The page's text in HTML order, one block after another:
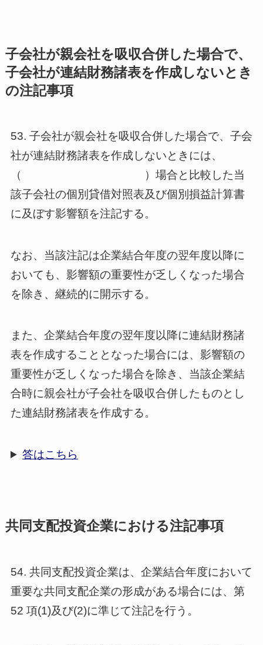
子会社が親会社を吸収合併した場合で、
子会社が連結財務諸表を作成しないとき
の注記事項
53. 子会社が親会社を吸収合併した場合で、子会
社が連結財務諸表を作成しないときには、
（ ）場合と比較した当
該子会社の個別貸借対照表及び個別損益計算書
に及ぼす影響額を注記する。
なお、当該注記は企業結合年度の翌年度以降に
おいても、影響額の重要性が乏しくなった場合
を除き、継続的に開示する。
また、企業結合年度の翌年度以降に連結財務諸
表を作成することとなった場合には、影響額の
重要性が乏しくなった場合を除き、当該企業結
合時に親会社が子会社を吸収合併したものとし
た連結財務諸表を作成する。
答はこちら
共同支配投資企業における注記事項
54. 共同支配投資企業は、企業結合年度において
重要な共同支配企業の形成がある場合には、第
52 項(1)及び(2)に準じて注記を行う。